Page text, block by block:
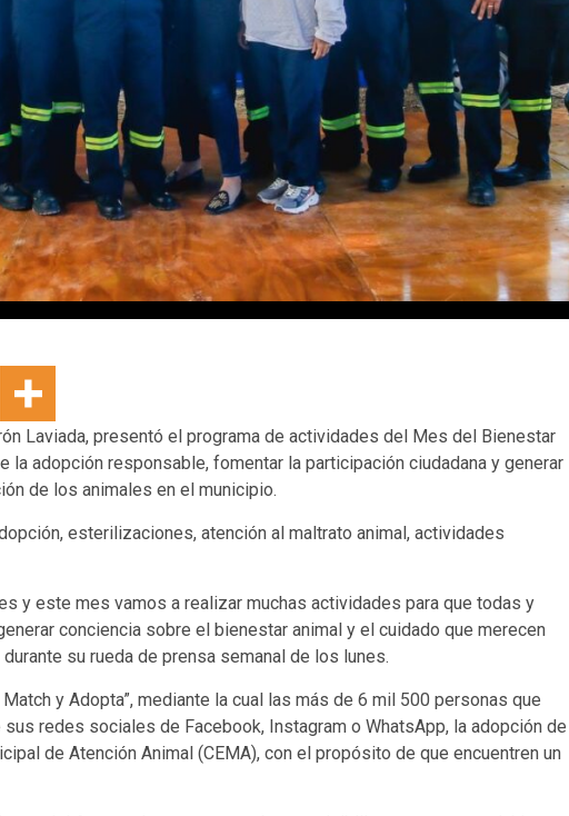
Laviada, presentó el programa de actividades del Mes del Bienestar
la adopción responsable, fomentar la participación ciudadana y generar
de los animales en el municipio.
esterilizaciones, atención al maltrato animal, actividades
y este mes vamos a realizar muchas actividades para que todas y
conciencia sobre el bienestar animal y el cuidado que merecen
su rueda de prensa semanal de los lunes.
y Adopta”, mediante la cual las más de 6 mil 500 personas que
redes sociales de Facebook, Instagram o WhatsApp, la adopción de
de Atención Animal (CEMA), con el propósito de que encuentren un